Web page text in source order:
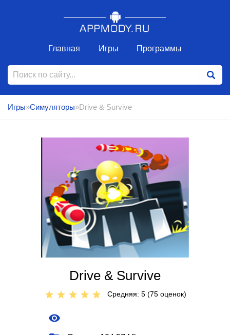
Главная Игры Программы
Игры»Симуляторы»Drive & Survive
Drive & Survive
Средняя: 5 (75 оценок)